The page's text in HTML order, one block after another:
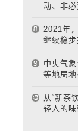
动、非
2021年
继续稳
中央气
等地局
从“新茶
轻人的味